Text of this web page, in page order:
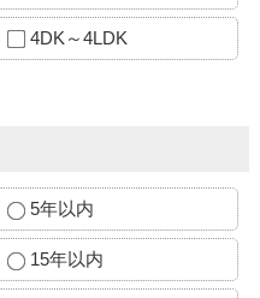
4DK～4LDK
5年以内
15年以内